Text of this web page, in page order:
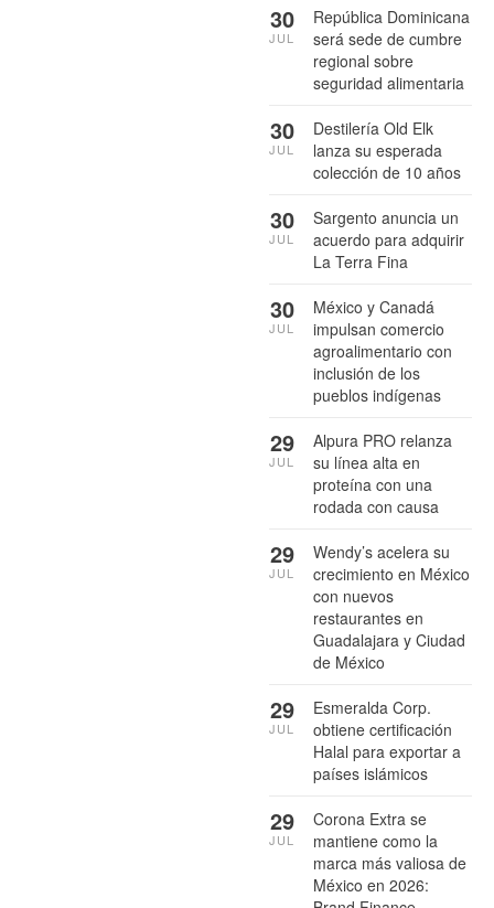
República Dominicana
será sede de cumbre
regional sobre
seguridad alimentaria
30
JUL
Destilería Old Elk
lanza su esperada
colección de 10 años
30
JUL
Sargento anuncia un
acuerdo para adquirir
La Terra Fina
30
JUL
México y Canadá
impulsan comercio
agroalimentario con
inclusión de los
pueblos indígenas
30
JUL
Alpura PRO relanza
su línea alta en
proteína con una
rodada con causa
29
JUL
Wendy’s acelera su
crecimiento en México
con nuevos
restaurantes en
Guadalajara y Ciudad
de México
29
JUL
Esmeralda Corp.
obtiene certificación
Halal para exportar a
países islámicos
29
JUL
Corona Extra se
mantiene como la
marca más valiosa de
México en 2026:
29
JUL